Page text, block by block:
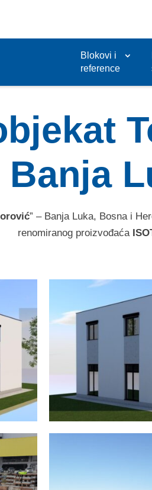
Blokovi i
reference
Banja
” – Banja Luka, Bosna i
renomiranog proizvođaća